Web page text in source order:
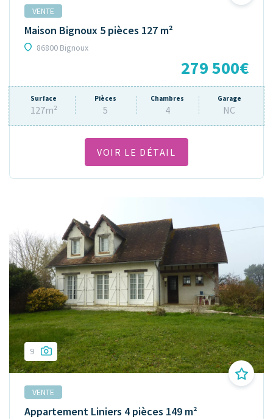
VENTE
Maison Bignoux 5 pièces 127 m²
86800 Bignoux
279 500€
Surface
127m²
Pièces
5
Chambres
4
Garage
NC
VOIR LE DÉTAIL
9
VENTE
Appartement Liniers 4 pièces 149 m²